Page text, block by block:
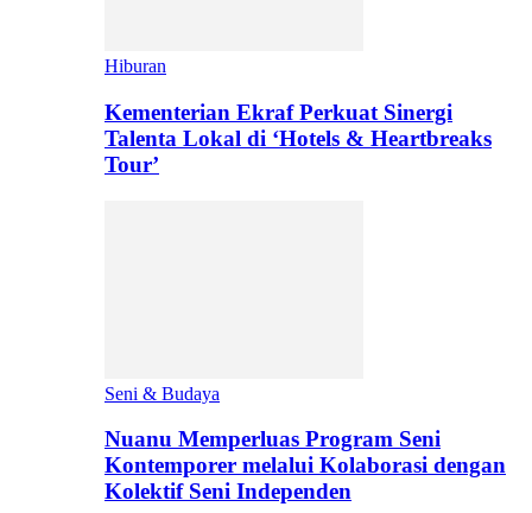
Hiburan
Kementerian Ekraf Perkuat Sinergi
Talenta Lokal di ‘Hotels & Heartbreaks
Tour’
Seni & Budaya
Nuanu Memperluas Program Seni
Kontemporer melalui Kolaborasi dengan
Kolektif Seni Independen